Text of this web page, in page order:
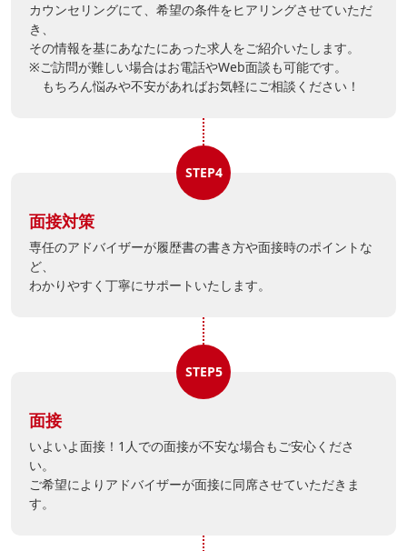
カウンセリングにて、希望の条件をヒアリングさせていただ
き、
その情報を基にあなたにあった求人をご紹介いたします。
※ご訪問が難しい場合はお電話やWeb面談も可能です。
もちろん悩みや不安があればお気軽にご相談ください！
面接対策
専任のアドバイザーが履歴書の書き方や面接時のポイントな
ど、
わかりやすく丁寧にサポートいたします。
STEP4
面接
いよいよ面接！1人での面接が不安な場合もご安心くださ
い。
ご希望によりアドバイザーが面接に同席させていただきま
す。
STEP5